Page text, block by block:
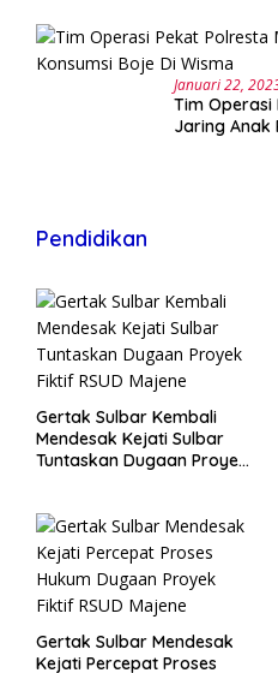
Januari 22,
Tim Operasi
Jaring Anak
Pendidikan
Gertak Sulbar Kembali
Mendesak Kejati Sulbar
Tuntaskan Dugaan Proyek
Gertak Sulbar Mendesak
Kejati Percepat Proses